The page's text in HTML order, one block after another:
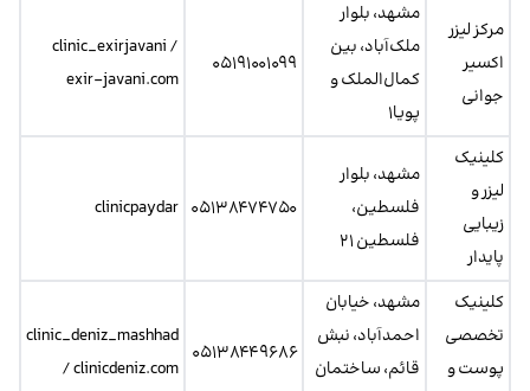
مرکز لیزر
اکسیر
جوانی
مشهد، بلوار
ملک‌آباد، بین
کمال‌الملک و
پویا۱
۰۵۱۹۱۰۰۱۰۹۹
clinic_exirjavani /
exir-javani.com
کلینیک
لیزر و
زیبایی
پایدار
مشهد، بلوار
فلسطین،
فلسطین ۲۱
۰۵۱۳۸۴۷۴۷۵۰ clinicpaydar
کلینیک
تخصصی
پوست و
مشهد، خیابان
احمدآباد، نبش
قائم، ساختمان
۰۵۱۳۸۴۴۹۶۸۶
clinic_deniz_mashhad
/ clinicdeniz.com